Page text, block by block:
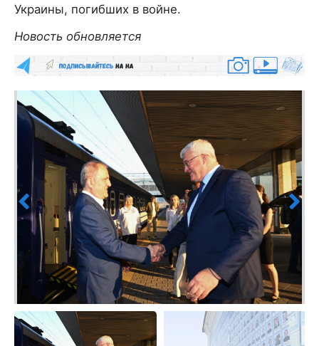
Украины, погибших в войне.
Новость обновляется